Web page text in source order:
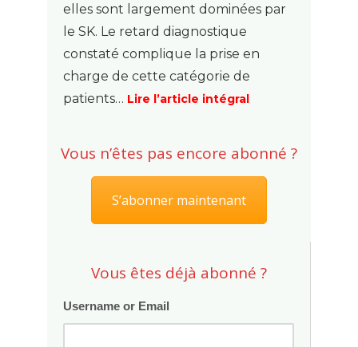
elles sont largement dominées par
le SK. Le retard diagnostique
constaté complique la prise en
charge de cette catégorie de
patients… Lire l’article intégral
Vous n’êtes pas encore abonné ?
S’abonner maintenant
Vous êtes déjà abonné ?
Username or Email